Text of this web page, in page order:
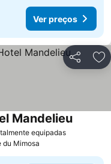
Ver preços
Partilhar
equipadasVer
MandelieuVer
du Mimosa